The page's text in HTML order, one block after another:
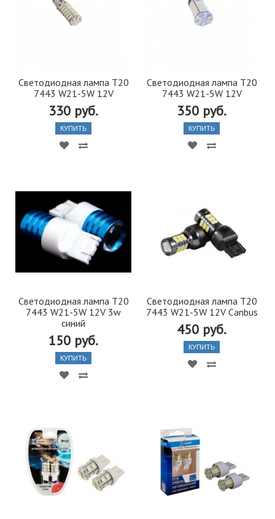
Светодиодная лампа T20
7443 W21-5W 12V
330 руб.
КУПИТЬ
Светодиодная лампа T20
7443 W21-5W 12V
350 руб.
КУПИТЬ
Светодиодная лампа T20
7443 W21-5W 12V 3w
синий
150 руб.
КУПИТЬ
Светодиодная лампа T20
7443 W21-5W 12V Canbus
450 руб.
КУПИТЬ